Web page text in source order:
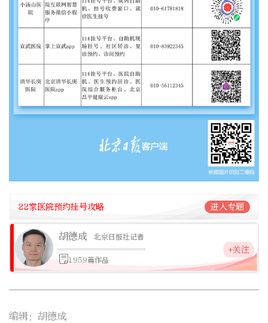
22家医院预约挂号攻略 进入专题
胡德成 北京日报社记者
1959篇作品
+关注
编辑：胡德成